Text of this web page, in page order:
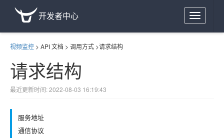
Toggle
navigation
开发者中心
视频监控 > API 文档 > 调用方式 >请求结构
请求结构
最近更新时间: 2022-08-03 16:19:43
服务地址
通信协议